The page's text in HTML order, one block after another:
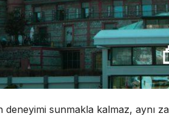
deneyimi sunmakla kalmaz, aynı